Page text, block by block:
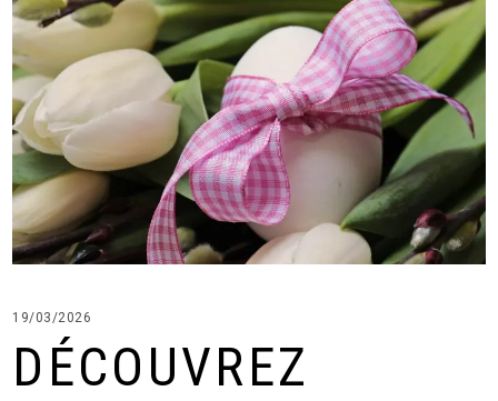
19/03/2026
DÉCOUVREZ